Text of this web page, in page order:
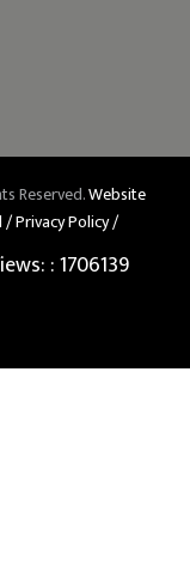
Reserved.Website
/Privacy Policy /
:1706139